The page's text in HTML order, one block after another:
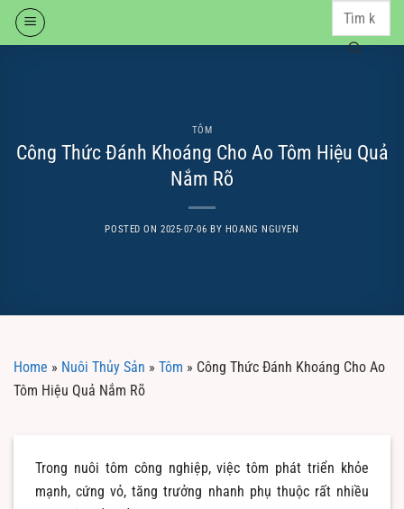
Skip
TÔM
Công Thức Đánh Khoáng Cho Ao Tôm Hiệu Quả
Nắm Rõ
POSTED ON 2025-07-06 BY HOANG NGUYEN
Home » Nuôi Thủy Sản » Tôm » Công Thức Đánh Khoáng Cho Ao
Tôm Hiệu Quả Nắm Rõ
Trong nuôi tôm công nghiệp, việc tôm phát triển khỏe
mạnh, cứng vỏ, tăng trưởng nhanh phụ thuộc rất nhiều